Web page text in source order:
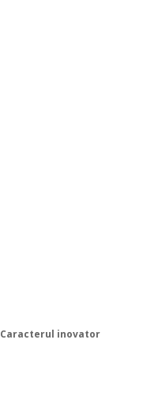
Caracterul inovator